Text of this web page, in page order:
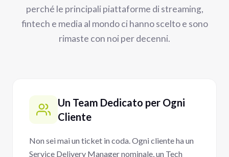
perché le principali piattaforme di streaming,
fintech e media al mondo ci hanno scelto e sono
rimaste con noi per decenni.
Un Team Dedicato per Ogni
Cliente
Non sei mai un ticket in coda. Ogni cliente ha un
Service Delivery Manager nominale, un Tech